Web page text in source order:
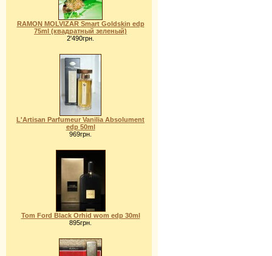
RAMON MOLVIZAR Smart Goldskin edp
75ml (квадратный зеленый)
2'490грн.
L'Artisan Parfumeur Vanilia Absolument
edp 50ml
969грн.
Tom Ford Black Orhid wom edp 30ml
895грн.